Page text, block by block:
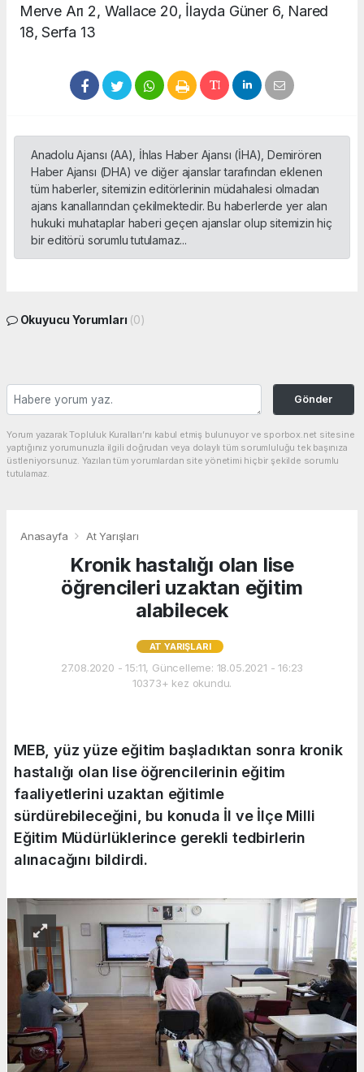
Merve Arı 2, Wallace 20, İlayda Güner 6, Nared
18, Serfa 13
Anadolu Ajansı (AA), İhlas Haber Ajansı (İHA), Demirören
Haber Ajansı (DHA) ve diğer ajanslar tarafından eklenen
tüm haberler, sitemizin editörlerinin müdahalesi olmadan
ajans kanallarından çekilmektedir. Bu haberlerde yer alan
hukuki muhataplar haberi geçen ajanslar olup sitemizin hiç
bir editörü sorumlu tutulamaz...
Okuyucu Yorumları (0)
Gönder
Yorum yazarak Topluluk Kuralları’nı kabul etmiş bulunuyor ve sporbox.net sitesine
yaptığınız yorumunuzla ilgili doğrudan veya dolaylı tüm sorumluluğu tek başınıza
üstleniyorsunuz. Yazılan tüm yorumlardan site yönetimi hiçbir şekilde sorumlu
tutulamaz.
Anasayfa At Yarışları
Kronik hastalığı olan lise
öğrencileri uzaktan eğitim
alabilecek
AT YARIŞLARI
27.08.2020 - 15:11, Güncelleme: 18.05.2021 - 16:23
10373+ kez okundu.
MEB, yüz yüze eğitim başladıktan sonra kronik
hastalığı olan lise öğrencilerinin eğitim
faaliyetlerini uzaktan eğitimle
sürdürebileceğini, bu konuda İl ve İlçe Milli
Eğitim Müdürlüklerince gerekli tedbirlerin
alınacağını bildirdi.